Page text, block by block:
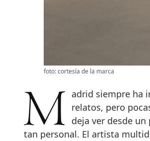
foto: cortesía de la marca
Madrid siempre ha inspirado
relatos, pero
deja ver desde un
tan personal. El artista